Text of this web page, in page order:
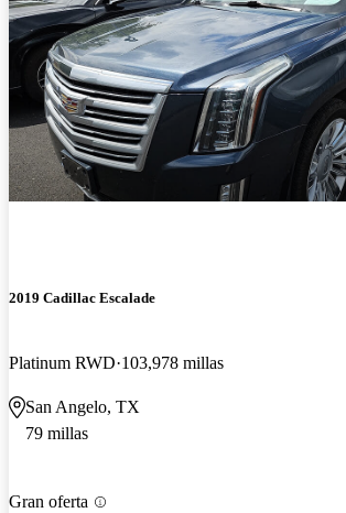
2019 Cadillac Escalade
Platinum RWD 103,978 millas
San Angelo, TX
79 millas
Gran oferta